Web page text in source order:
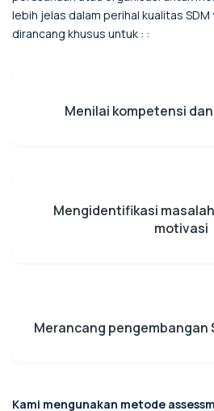
lebih jelas dalam perihal kualitas SDM
dirancang khusus untuk : :
Menilai kompetensi
Mengidentifikasi
motivasi
Merancang pengembangan
Kami mengunakan metode